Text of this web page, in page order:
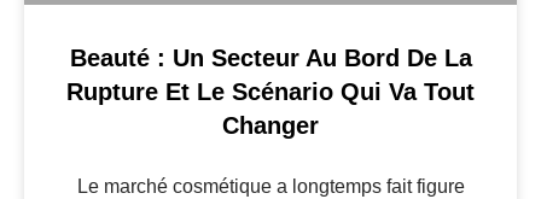
Beauté : Un Secteur Au Bord De La
Rupture Et Le Scénario Qui Va Tout
Changer
Le marché cosmétique a longtemps fait figure